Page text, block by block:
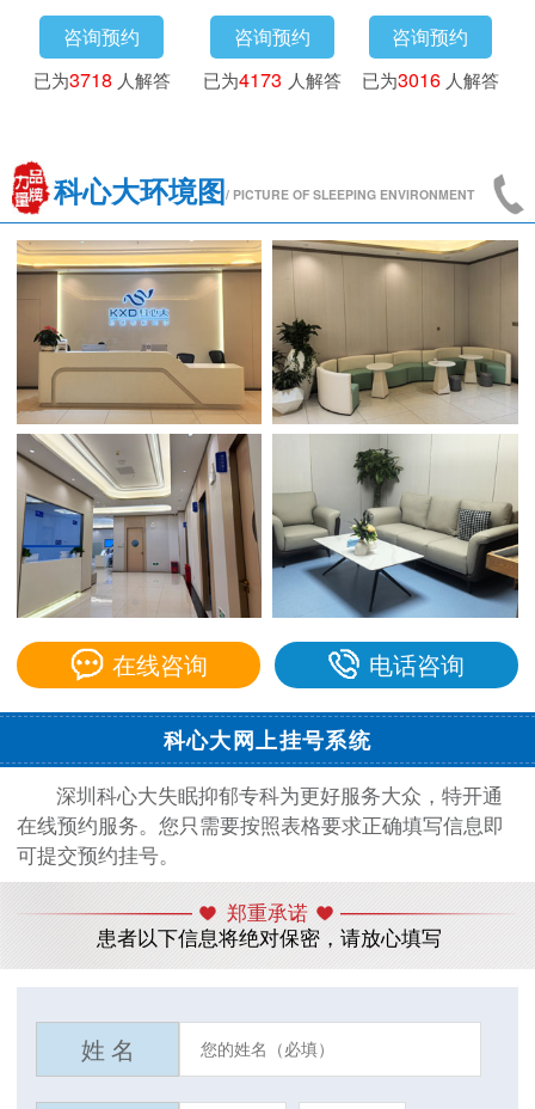
咨询预约
已为3718 人解答
咨询预约
已为4173 人解答
咨询预约
已为3016 人解答
科心大环境图/ PICTURE OF SLEEPING ENVIRONMENT
在线咨询 电话咨询
科心大网上挂号系统
深圳科心大失眠抑郁专科为更好服务大众，特开通
在线预约服务。您只需要按照表格要求正确填写信息即
可提交预约挂号。
郑重承诺
患者以下信息将绝对保密，请放心填写
姓 名